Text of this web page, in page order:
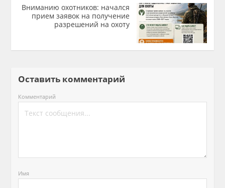
Вниманию охотников: начался
прием заявок на получение
разрешений на охоту
Оставить комментарий
Комментарий
Имя